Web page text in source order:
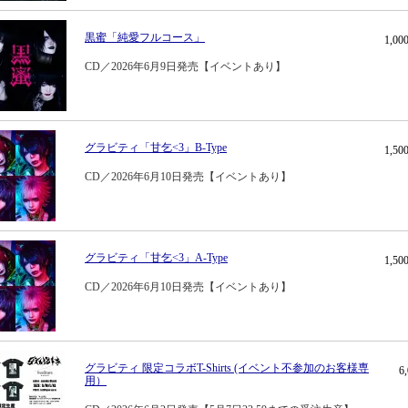
黒蜜「純愛フルコース」
CD／2026年6月9日発売【イベントあり】
グラビティ「甘乞<3」B-Type
CD／2026年6月10日発売【イベントあり】
グラビティ「甘乞<3」A-Type
CD／2026年6月10日発売【イベントあり】
グラビティ 限定コラボT-Shirts (イベント不参加のお客様専
用）